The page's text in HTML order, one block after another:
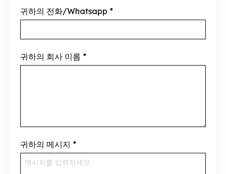
귀하의 전화/Whatsapp *
귀하의 회사 이름 *
귀하의 메시지 *